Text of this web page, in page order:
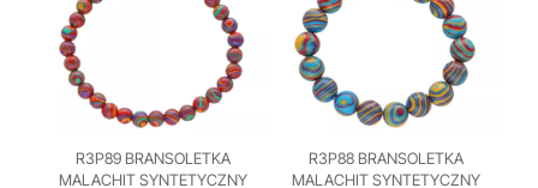
R3P89 BRANSOLETKA
MALACHIT SYNTETYCZNY
R3P88 BRANSOLETKA
MALACHIT SYNTETYCZNY